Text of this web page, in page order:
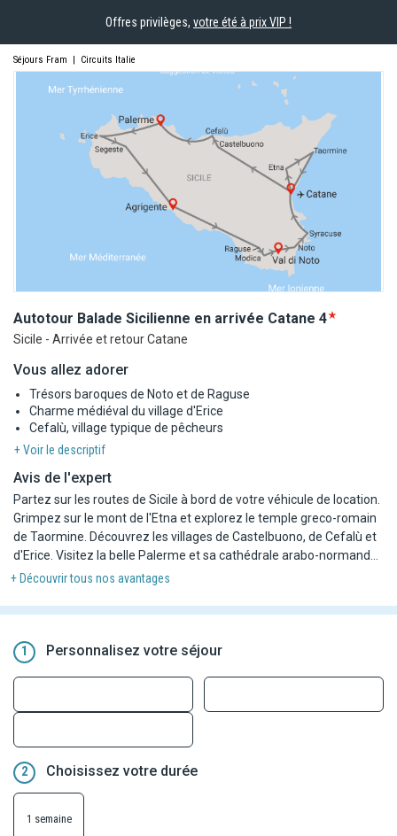
Offres privilèges, votre été à prix VIP !
Séjours Fram | Circuits Italie
Autotour Balade Sicilienne en arrivée Catane 4
Sicile - Arrivée et retour Catane
Vous allez adorer
Trésors baroques de Noto et de Raguse
Charme médiéval du village d'Erice
Cefalù, village typique de pêcheurs
+ Voir le descriptif
Avis de l'expert
Partez sur les routes de Sicile à bord de votre véhicule de location.
Grimpez sur le mont de l'Etna et explorez le temple greco-romain
de Taormine. Découvrez les villages de Castelbuono, de Cefalù et
d'Erice. Visitez la belle Palerme et sa cathédrale arabo-normande.
Parcourez les ruines archéologiques d'Agrigente, de Segeste et de
+ Découvrir tous nos avantages
1 Personnalisez votre séjour
2 Choisissez votre durée
1 semaine